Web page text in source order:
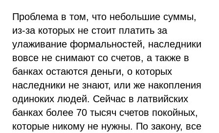
Проблема в том, что небольшие суммы,
из-за которых не стоит платить за
улаживание формальностей, наследники
вовсе не снимают со счетов, а также в
банках остаются деньги, о которых
наследники не знают, или же накопления
одиноких людей. Сейчас в латвийских
банках более 70 тысяч счетов покойных,
которые никому не нужны. По закону, все